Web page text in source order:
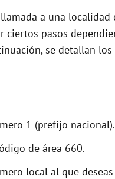
a una
ciertos pasos
se detallan
1 (prefijo nacional).
de área 660.
local al que